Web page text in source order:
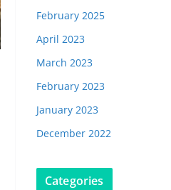
February 2025
April 2023
March 2023
February 2023
January 2023
December 2022
Categories